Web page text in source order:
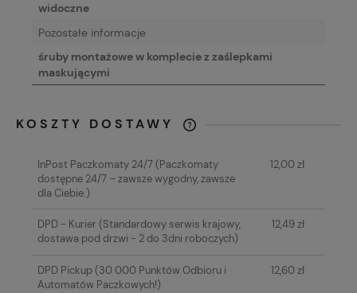
widoczne
Pozostałe informacje
śruby montażowe w komplecie z zaślepkami
maskującymi
KOSZTY DOSTAWY
KOSZTÓW PŁATNOŚCI
InPost Paczkomaty 24/7(Paczkomaty
dostępne 24/7 – zawsze wygodny, zawsze
dla Ciebie.)
12,00 zł
DPD - Kurier(Standardowy serwis krajowy,
dostawa pod drzwi - 2 do 3dni roboczych)
12,49 zł
DPD Pickup(30 000 Punktów Odbioru i
Automatów Paczkowych!)
12,60 zł